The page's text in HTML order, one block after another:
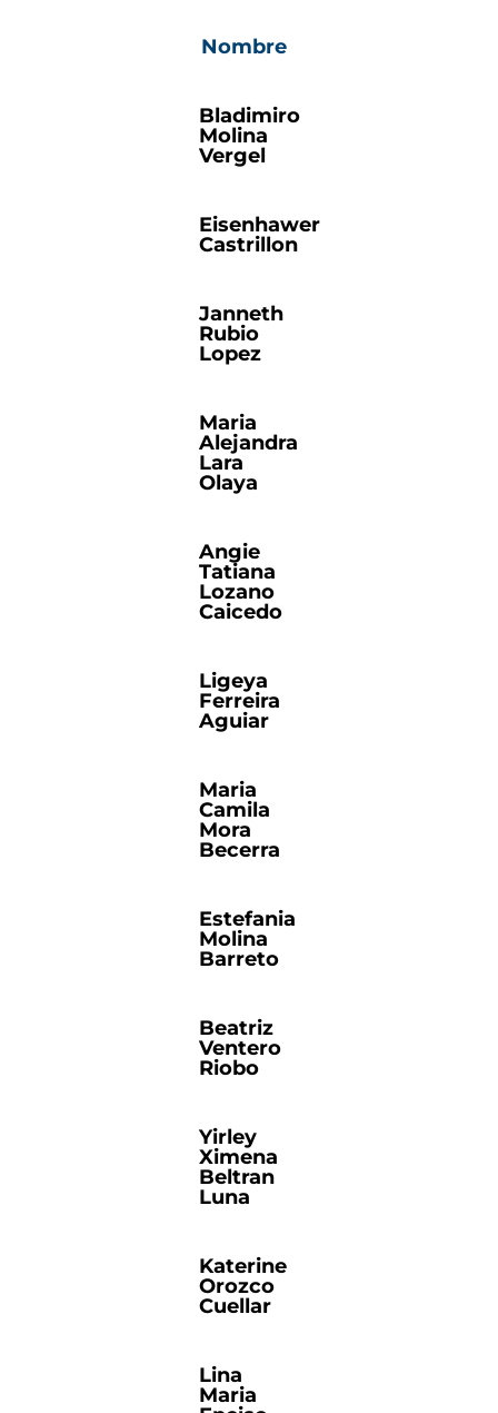
Nombre
Bladimiro
Molina
Vergel
Eisenhawer
Castrillon
Janneth
Rubio
Lopez
Maria
Alejandra
Lara
Olaya
Angie
Tatiana
Lozano
Caicedo
Ligeya
Ferreira
Aguiar
Maria
Camila
Mora
Becerra
Estefania
Molina
Barreto
Beatriz
Ventero
Riobo
Yirley
Ximena
Beltran
Luna
Katerine
Orozco
Cuellar
Lina
Maria